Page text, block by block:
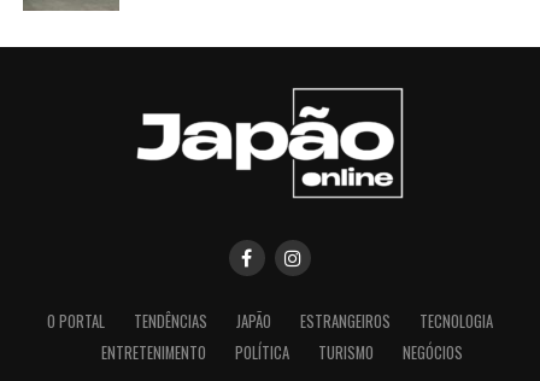
O PORTAL TENDÊNCIAS JAPÃO ESTRANGEIROS
TECNOLOGIA
ENTRETENIMENTO
POLÍTICA TURISMO NEGÓCIOS